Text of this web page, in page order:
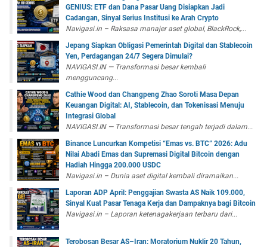
GENIUS: ETF dan Dana Pasar Uang Disiapkan Jadi
Cadangan, Sinyal Serius Institusi ke Arah Crypto
Navigasi.in – Raksasa manajer aset global, BlackRock,...
Jepang Siapkan Obligasi Pemerintah Digital dan Stablecoin
Yen, Perdagangan 24/7 Segera Dimulai?
NAVIGASI.IN — Transformasi besar kembali
mengguncang...
Cathie Wood dan Changpeng Zhao Soroti Masa Depan
Keuangan Digital: AI, Stablecoin, dan Tokenisasi Menuju
Integrasi Global
NAVIGASI.IN — Transformasi besar tengah terjadi dalam...
Binance Luncurkan Kompetisi “Emas vs. BTC” 2026: Adu
Nilai Abadi Emas dan Supremasi Digital Bitcoin dengan
Hadiah Hingga 200.000 USDC
Navigasi.in – Dunia aset digital kembali diramaikan...
Laporan ADP April: Penggajian Swasta AS Naik 109.000,
Sinyal Kuat Pasar Tenaga Kerja dan Dampaknya bagi Bitcoin
Navigasi.in – Laporan ketenagakerjaan terbaru dari...
Terobosan Besar AS–Iran: Moratorium Nuklir 20 Tahun,